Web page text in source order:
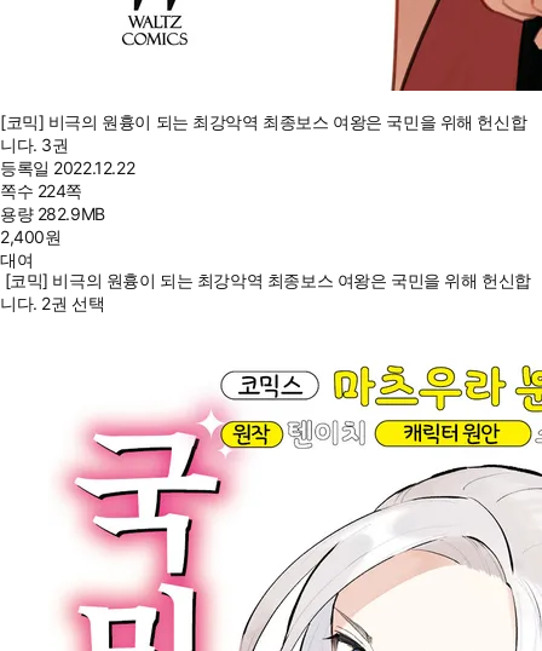
[코믹] 비극의 원흉이 되는 최강악역 최종보스 여왕은 국민을 위해 헌신합
니다. 3권
등록일 2022.12.22
쪽수 224쪽
용량 282.9MB
2,400원
대여
[코믹] 비극의 원흉이 되는 최강악역 최종보스 여왕은 국민을 위해 헌신합
니다. 2권 선택